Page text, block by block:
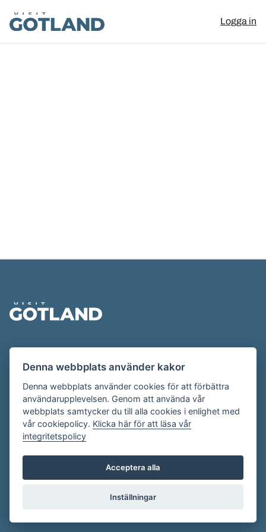
Visit Gotland
Logga in
Evenemangskalendern presenteras av
Destination Gotland påvisitgotland.se.
Har du frågor om evenemangskalendern? Mejla oss på
evenemang@visitgotland.se.
Cookies
Villkor
Skapa konto
Denna webbplats använder kakor
Denna webbplats använder cookies för att förbättra
användarupplevelsen. Genom att använda vår
webbplats samtycker du till alla cookies i enlighet med
vår cookiepolicy. Klicka här för att läsa vår
integritetspolicy
Acceptera alla
Inställningar